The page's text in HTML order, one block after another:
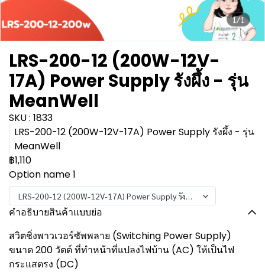
1/1
LRS-200-12 (200W-12V-
17A) Power Supply รังผึ้ง - รุ่น
MeanWell
SKU : 1833
LRS-200-12 (200W-12V-17A) Power Supply รังผึ้ง - รุ่น
MeanWell
฿1,110
Option name 1
LRS-200-12 (200W-12V-17A) Power Supply รังผึ้ง - รุ่น MeanWell
คำอธิบายสินค้าแบบย่อ
สวิตชิ่งพาวเวอร์ซัพพลาย (Switching Power Supply)
ขนาด 200 วัตต์ ที่ทำหน้าที่แปลงไฟบ้าน (AC) ให้เป็นไฟ
กระแสตรง (DC)